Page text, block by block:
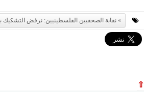
نقابة الصحفيين الفلسطينيين: نرفض التشكيك
⇧